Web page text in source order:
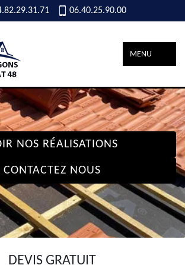
06.40.25.90.00
MENU
NOS RÉALISATIONS
CONTACTEZ NOUS
DEVIS GRATUIT